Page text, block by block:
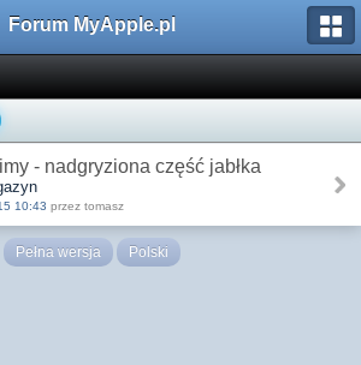
Forum MyApple.pl
- nadgryziona część jabłka
10:43 przez tomasz
Pełna wersja Polski